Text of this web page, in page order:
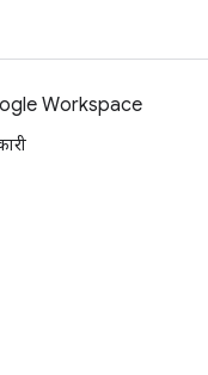
Workspace